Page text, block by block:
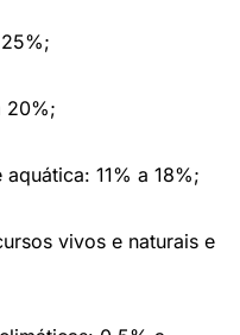
20%;
11% a 18%;
vivos e naturais e